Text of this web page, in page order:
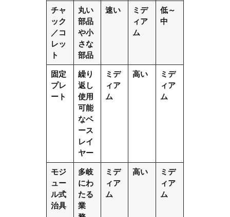
チャ
ック
／コ
レッ
ト
丸い
部品
や小
さな
部品
速い
ミデ
ィア
ム
低～
中
固定
プレ
ート
繰り
返し
使用
可能
なベ
ース
レイ
ヤー
ミデ
ィア
ム
高い
ミデ
ィア
ム
モジ
ュー
ル式
治具
多岐
にわ
たる
業
ミデ
ィア
ム
高い
ミデ
ィア
ム